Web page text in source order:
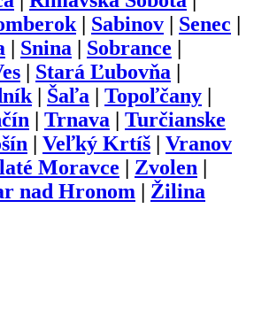
| Sabinov | Senec |
| Snina | Sobrance |
| Stará Ľubovňa |
| Šaľa | Topoľčany |
| Trnava | Turčianske
| Veľký Krtíš | Vranov
Moravce | Zvolen |
nad Hronom | Žilina